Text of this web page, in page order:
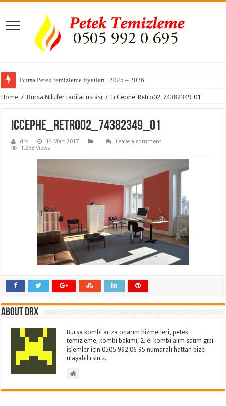
Bursa Petek temizleme fiyatları | 2025 – 2026
Home / Bursa Nilüfer tadilat ustası / IcCephe_Retro02_74382349_01
IcCephe_Retro02_74382349_01
drx 14 Mart 2017
Leave a comment
1,268 Views
About drx
Bursa kombi arıza onarım hizmetleri, petek
temizleme, kombi bakımı, 2. el kombi alım satım gibi
işlemler için 0505 992 06 95 numaralı hattan bize
ulaşabilirsiniz.